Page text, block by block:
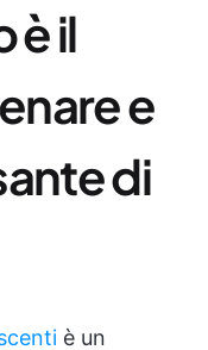
è il
e
di
è un